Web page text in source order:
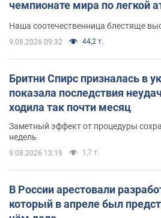
чемпионате мира по легкой
Наша соотечественница блестяще
9.08.2026 09:32 44,2 т.
Бритни Спирс призналась в
показала последствия
ходила так почти месяц
Заметный эффект от процедуры
недель
9.08.2026 13:19 1,7 т.
В России арестовали
который в апреле был